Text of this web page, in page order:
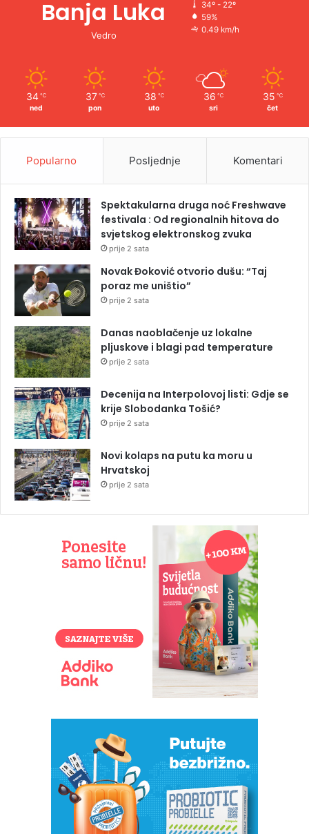
Banja Luka
Vedro
34º - 22º
59%
0.49 km/h
34 ℃
ned
37 ℃
pon
38 ℃
uto
36 ℃
sri
35 ℃
čet
Popularno Posljednje Komentari
Spektakularna druga noć Freshwave
festivala : Od regionalnih hitova do
svjetskog elektronskog zvuka
prije 2 sata
Novak Đoković otvorio dušu: “Taj
poraz me uništio”
prije 2 sata
Danas naoblačenje uz lokalne
pljuskove i blagi pad temperature
prije 2 sata
Decenija na Interpolovoj listi: Gdje se
krije Slobodanka Tošić?
prije 2 sata
Novi kolaps na putu ka moru u
Hrvatskoj
prije 2 sata